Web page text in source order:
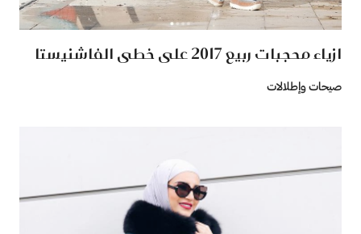
ازياء محجبات ربيع 2017 على خطى الفاشنيستا
صيحات وإطلالات